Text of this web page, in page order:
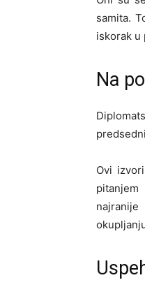
samita.
iskorak u
Na
Ovi